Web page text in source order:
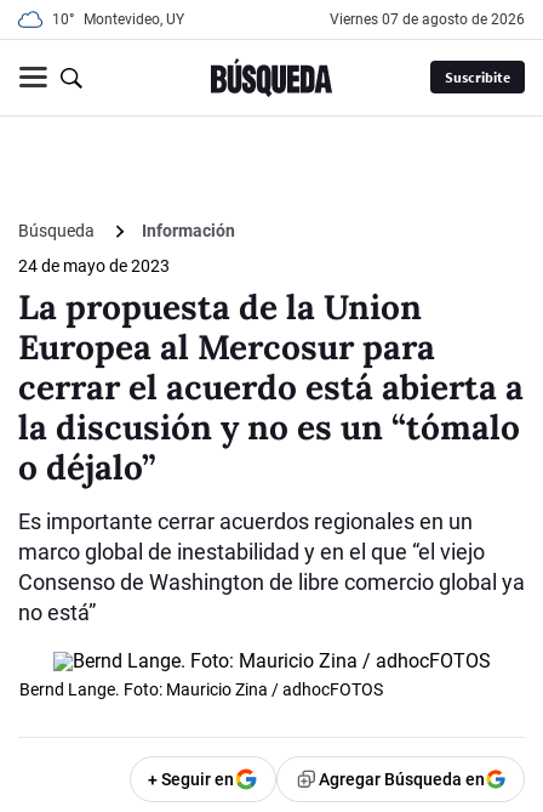
10° Montevideo, UY viernes 07 de agosto de 2026
Suscribite
Búsqueda
Información
24 de mayo de 2023
La propuesta de la Union
Europea al Mercosur para
cerrar el acuerdo está abierta a
la discusión y no es un “tómalo
o déjalo”
Es importante cerrar acuerdos regionales en un
marco global de inestabilidad y en el que “el viejo
Consenso de Washington de libre comercio global ya
no está”
Bernd Lange. Foto: Mauricio Zina / adhocFOTOS
+ Seguir en Agregar Búsqueda en